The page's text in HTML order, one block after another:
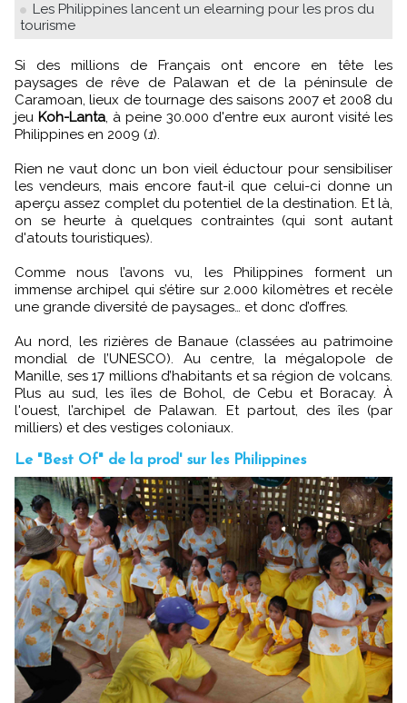
Les Philippines lancent un elearning pour les pros du
tourisme
Si des millions de Français ont encore en tête les
paysages de rêve de Palawan et de la péninsule de
Caramoan, lieux de tournage des saisons 2007 et 2008 du
jeu Koh-Lanta, à peine 30.000 d'entre eux auront visité les
Philippines en 2009 (1).
Rien ne vaut donc un bon vieil éductour pour sensibiliser
les vendeurs, mais encore faut-il que celui-ci donne un
aperçu assez complet du potentiel de la destination. Et là,
on se heurte à quelques contraintes (qui sont autant
d'atouts touristiques).
Comme nous l’avons vu, les Philippines forment un
immense archipel qui s’étire sur 2.000 kilomètres et recèle
une grande diversité de paysages… et donc d’offres.
Au nord, les rizières de Banaue (classées au patrimoine
mondial de l’UNESCO). Au centre, la mégalopole de
Manille, ses 17 millions d’habitants et sa région de volcans.
Plus au sud, les îles de Bohol, de Cebu et Boracay. À
l'ouest, l’archipel de Palawan. Et partout, des îles (par
milliers) et des vestiges coloniaux.
Le "Best Of" de la prod' sur les Philippines